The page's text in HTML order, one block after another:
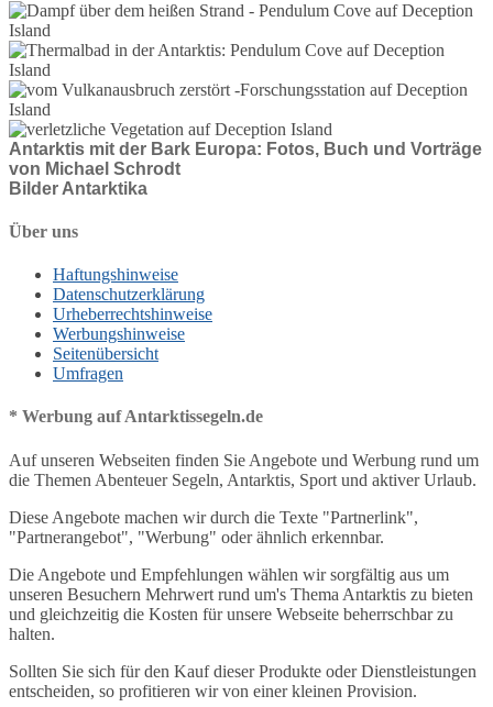
Antarktis mit der Bark Europa: Fotos, Buch und Vorträge
von Michael Schrodt
Bilder Antarktika
Über uns
Haftungshinweise
Datenschutzerklärung
Urheberrechtshinweise
Werbungshinweise
Seitenübersicht
Umfragen
* Werbung auf Antarktissegeln.de
Auf unseren Webseiten finden Sie Angebote und Werbung rund um
die Themen Abenteuer Segeln, Antarktis, Sport und aktiver Urlaub.
Diese Angebote machen wir durch die Texte "Partnerlink",
"Partnerangebot", "Werbung" oder ähnlich erkennbar.
Die Angebote und Empfehlungen wählen wir sorgfältig aus um
unseren Besuchern Mehrwert rund um's Thema Antarktis zu bieten
und gleichzeitig die Kosten für unsere Webseite beherrschbar zu
halten.
Sollten Sie sich für den Kauf dieser Produkte oder Dienstleistungen
entscheiden, so profitieren wir von einer kleinen Provision.